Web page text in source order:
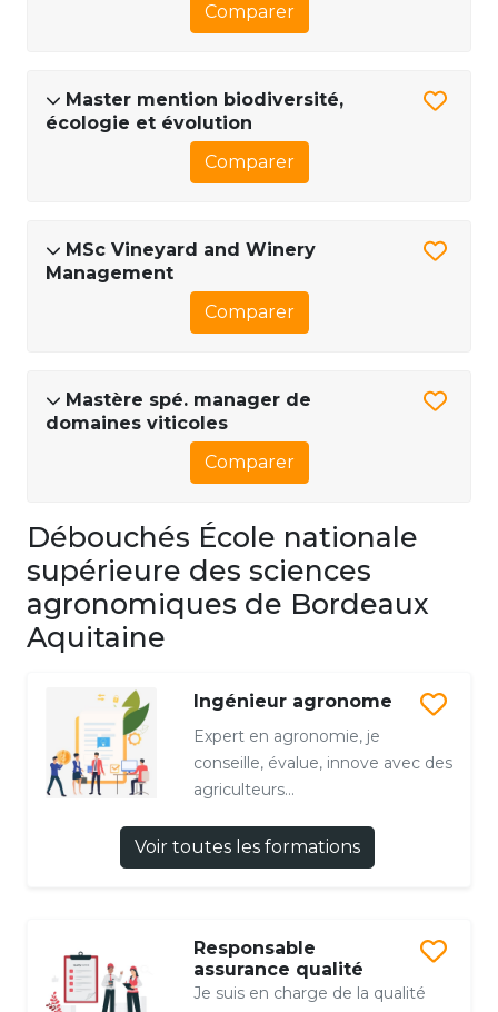
Comparer
Master mention biodiversité,
écologie et évolution
Comparer
MSc Vineyard and Winery
Management
Comparer
Mastère spé. manager de
domaines viticoles
Comparer
Débouchés École nationale
supérieure des sciences
agronomiques de Bordeaux
Aquitaine
Ingénieur agronome
Expert en agronomie, je
conseille, évalue, innove avec des
agriculteurs...
Voir toutes les formations
Responsable
assurance qualité
Je suis en charge de la qualité